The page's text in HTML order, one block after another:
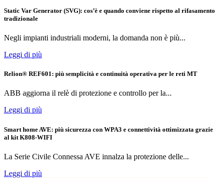
Static Var Generator (SVG): cos’è e quando conviene rispetto al rifasamento
tradizionale
Negli impianti industriali moderni, la domanda non è più...
Leggi di più
Relion® REF601: più semplicità e continuità operativa per le reti MT
ABB aggiorna il relè di protezione e controllo per la...
Leggi di più
Smart home AVE: più sicurezza con WPA3 e connettività ottimizzata grazie
al kit K808-WIFI
La Serie Civile Connessa AVE innalza la protezione delle...
Leggi di più